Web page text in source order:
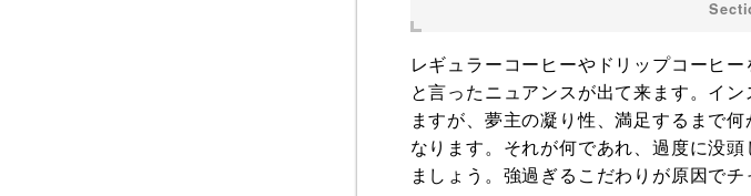
レギュラーコーヒーやドリップコーヒ
と言ったニュアンスが出て来ます。イ
ますが、夢主の凝り性、満足するまで
なります。それが何であれ、過度に没
ましょう。強過ぎるこだわりが原因でチ